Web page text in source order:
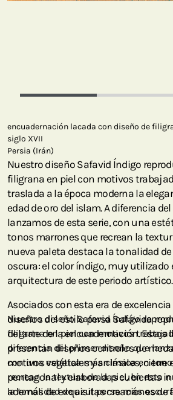
encuadernación lacada con diseño de
siglo XVII
Persia (Irán)
Nuestro diseño Safavid Índigo
filigrana en piel con motivos
traslada a la época moderna la
edad de oro del islam. A diferencia
lanzamos de esta serie, con una
tonos marrones que recrean la
nueva paleta destaca la tonalidad
oscura: el color índigo, muy utilizado
arquitectura de este periodo artístico.
Asociados con esta era de
diseños del estilo persa Safávida
del arte de la encuadernación. Estos
presentan diseños centrales de
motivos vegetales y animales, cierre
pentagonal y elaboradas cubiertas
además de exquisitas creaciones de
Nuestro diseño Safavid Índigo
filigrana en piel con motivos
diferencia del primer diseño que
con una estética más clásica en
recrean la textura de la piel, en esta
la tonalidad de azul persa más